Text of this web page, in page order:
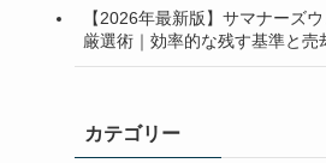
【2026年最新版】サマナーズ
厳選術｜効率的な残す基準と売
カテゴリー